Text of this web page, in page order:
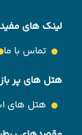
لینک های مفید
تماس با ما
هتل های پر
هتل های